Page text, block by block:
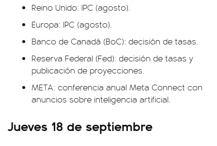
Reino Unido: IPC (agosto).
Europa: IPC (agosto).
Banco de Canadá (BoC): decisión de tasas.
Reserva Federal (Fed): decisión de tasas y
publicación de proyecciones.
META: conferencia anual Meta Connect con
anuncios sobre inteligencia artificial.
Jueves 18 de septiembre